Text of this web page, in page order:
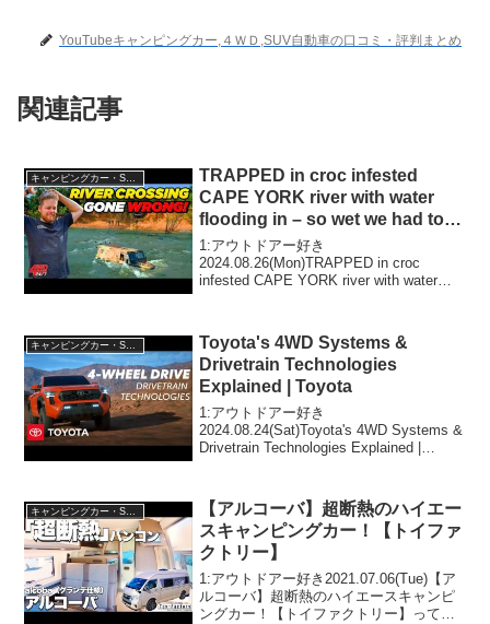
YouTubeキャンピングカー,４ＷＤ,SUV自動車の口コミ・評判まとめ
関連記事
キャンピングカー・SUV人気車種
TRAPPED in croc infested
CAPE YORK river with water
flooding in – so wet we had to
turn back!
1:アウトドアー好き
2024.08.26(Mon)TRAPPED in croc
infested CAPE YORK river with water
Toyota's 4WD Systems &
Drivetrain Technologies
Explained | Toyota
1:アウトドアー好き
2024.08.24(Sat)Toyota's 4WD Systems &
Drivetrain Technologies Explained |
キャンピングカー・SUV人気車種
【アルコーバ】超断熱のハイエー
スキャンピングカー！【トイファ
クトリー】
1:アウトドアー好き2021.07.06(Tue)【ア
ルコーバ】超断熱のハイエースキャンピ
ングカー！【トイファクトリー】って人